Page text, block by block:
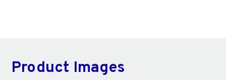
Product Images